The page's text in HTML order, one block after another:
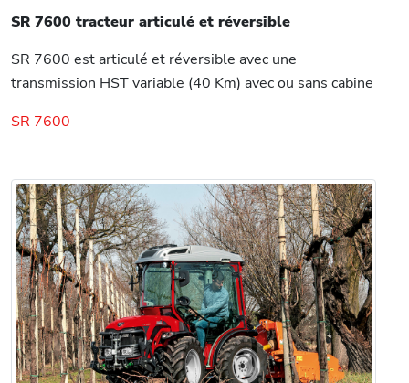
SR 7600 tracteur articulé et réversible
SR 7600 est articulé et réversible avec une
transmission HST variable (40 Km) avec ou sans cabine
SR 7600